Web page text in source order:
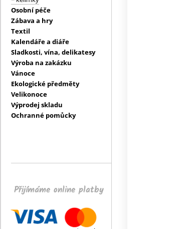
Osobní péče
Zábava a hry
Textil
Kalendáře a diáře
Sladkosti, vína, delikatesy
Výroba na zakázku
Vánoce
Ekologické předměty
Velikonoce
Výprodej skladu
Ochranné pomůcky
Přijímáme online platby